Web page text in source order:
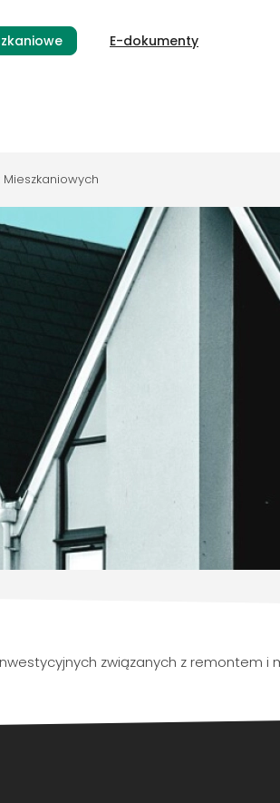
E-dokumenty
związanych z remontem